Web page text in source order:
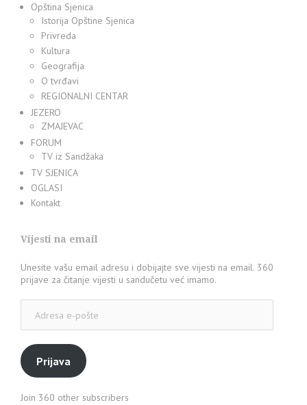
Opština Sjenica
Istorija Opštine Sjenica
Privreda
Kultura
Geografija
O tvrđavi
REGIONALNI CENTAR
JEZERO
ZMAJEVAC
FORUM
TV iz Sandžaka
TV SJENICA
OGLASI
Kontakt
Vijesti na email
Unesite vašu email adresu i dobijajte sve vijesti na email. 360
prijave za čitanje vijesti u sandučetu već imamo.
pošte
Prijava
Join 360 other subscribers